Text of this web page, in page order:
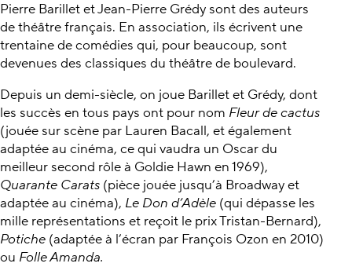
Pierre Barillet et Jean-Pierre Grédy sont des auteurs
de théâtre français. En association, ils écrivent une
trentaine de comédies qui, pour beaucoup, sont
devenues des classiques du théâtre de boulevard.
Depuis un demi-siècle, on joue Barillet et Grédy, dont
les succès en tous pays ont pour nom Fleur de cactus
(jouée sur scène par Lauren Bacall, et également
adaptée au cinéma, ce qui vaudra un Oscar du
meilleur second rôle à Goldie Hawn en 1969),
Quarante Carats (pièce jouée jusqu’à Broadway et
adaptée au cinéma), Le Don d’Adèle (qui dépasse les
mille représentations et reçoit le prix Tristan-Bernard),
Potiche (adaptée à l’écran par François Ozon en 2010)
ou Folle Amanda.